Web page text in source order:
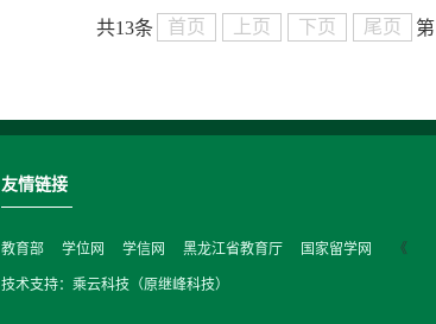
共13条 首页 上页 下页 尾页 第
友情链接
教育部 学位网 学信网 黑龙江省教育厅 国家留学网 《
技术支持：乘云科技（原继峰科技）